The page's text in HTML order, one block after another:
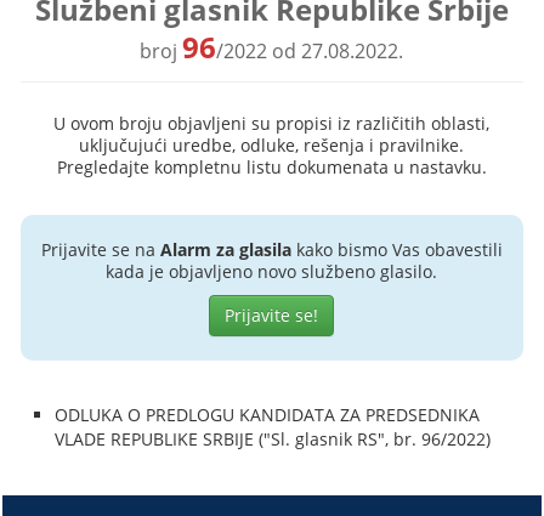
Službeni glasnik Republike Srbije
broj96/2022 od 27.08.2022.
U ovom broju objavljeni su propisi iz različitih oblasti,
uključujući uredbe, odluke, rešenja i pravilnike.
Pregledajte kompletnu listu dokumenata u nastavku.
Prijavite se na Alarm za glasilakako bismo Vas obavestili
kada je objavljeno novo službeno glasilo.
Prijavite se!
ODLUKA O PREDLOGU KANDIDATA ZA PREDSEDNIKA
VLADE REPUBLIKE SRBIJE ("Sl. glasnik RS", br. 96/2022)